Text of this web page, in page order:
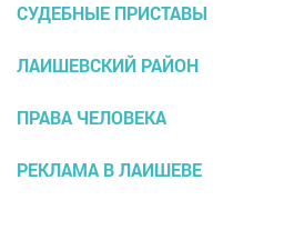
СУДЕБНЫЕ ПРИСТАВЫ
ЛАИШЕВСКИЙ РАЙОН
ПРАВА ЧЕЛОВЕКА
РЕКЛАМА В ЛАИШЕВЕ